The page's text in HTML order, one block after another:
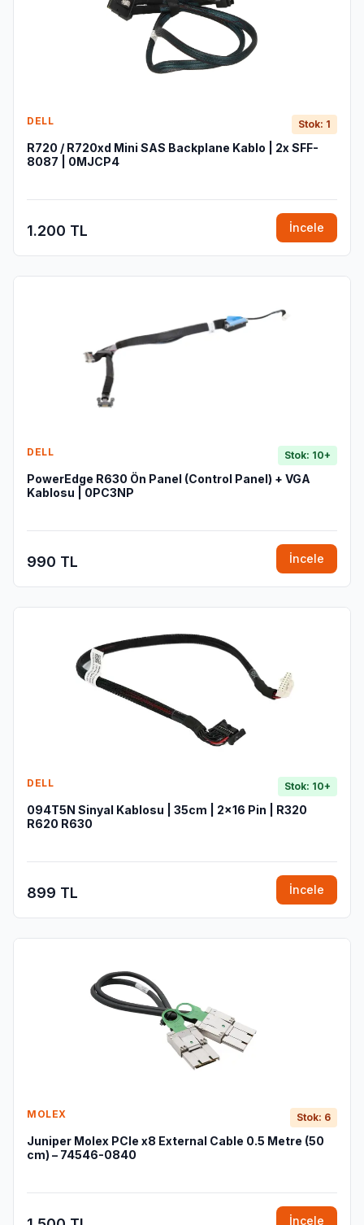
DELL Stok: 1
R720 / R720xd Mini SAS Backplane Kablo | 2x SFF-
8087 | 0MJCP4
1.200 TL İncele
DELL Stok: 10+
PowerEdge R630 Ön Panel (Control Panel) + VGA
Kablosu | 0PC3NP
990 TL İncele
DELL Stok: 10+
094T5N Sinyal Kablosu | 35cm | 2x16 Pin | R320
R620 R630
899 TL İncele
MOLEX Stok: 6
Juniper Molex PCIe x8 External Cable 0.5 Metre (50
cm) – 74546-0840
İncele